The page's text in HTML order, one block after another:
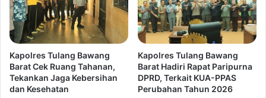
Kapolres Tulang Bawang
Barat Cek Ruang Tahanan,
Tekankan Jaga Kebersihan
dan Kesehatan
Kapolres Tulang Bawang
Barat Hadiri Rapat Paripurna
DPRD, Terkait KUA-PPAS
Perubahan Tahun 2026